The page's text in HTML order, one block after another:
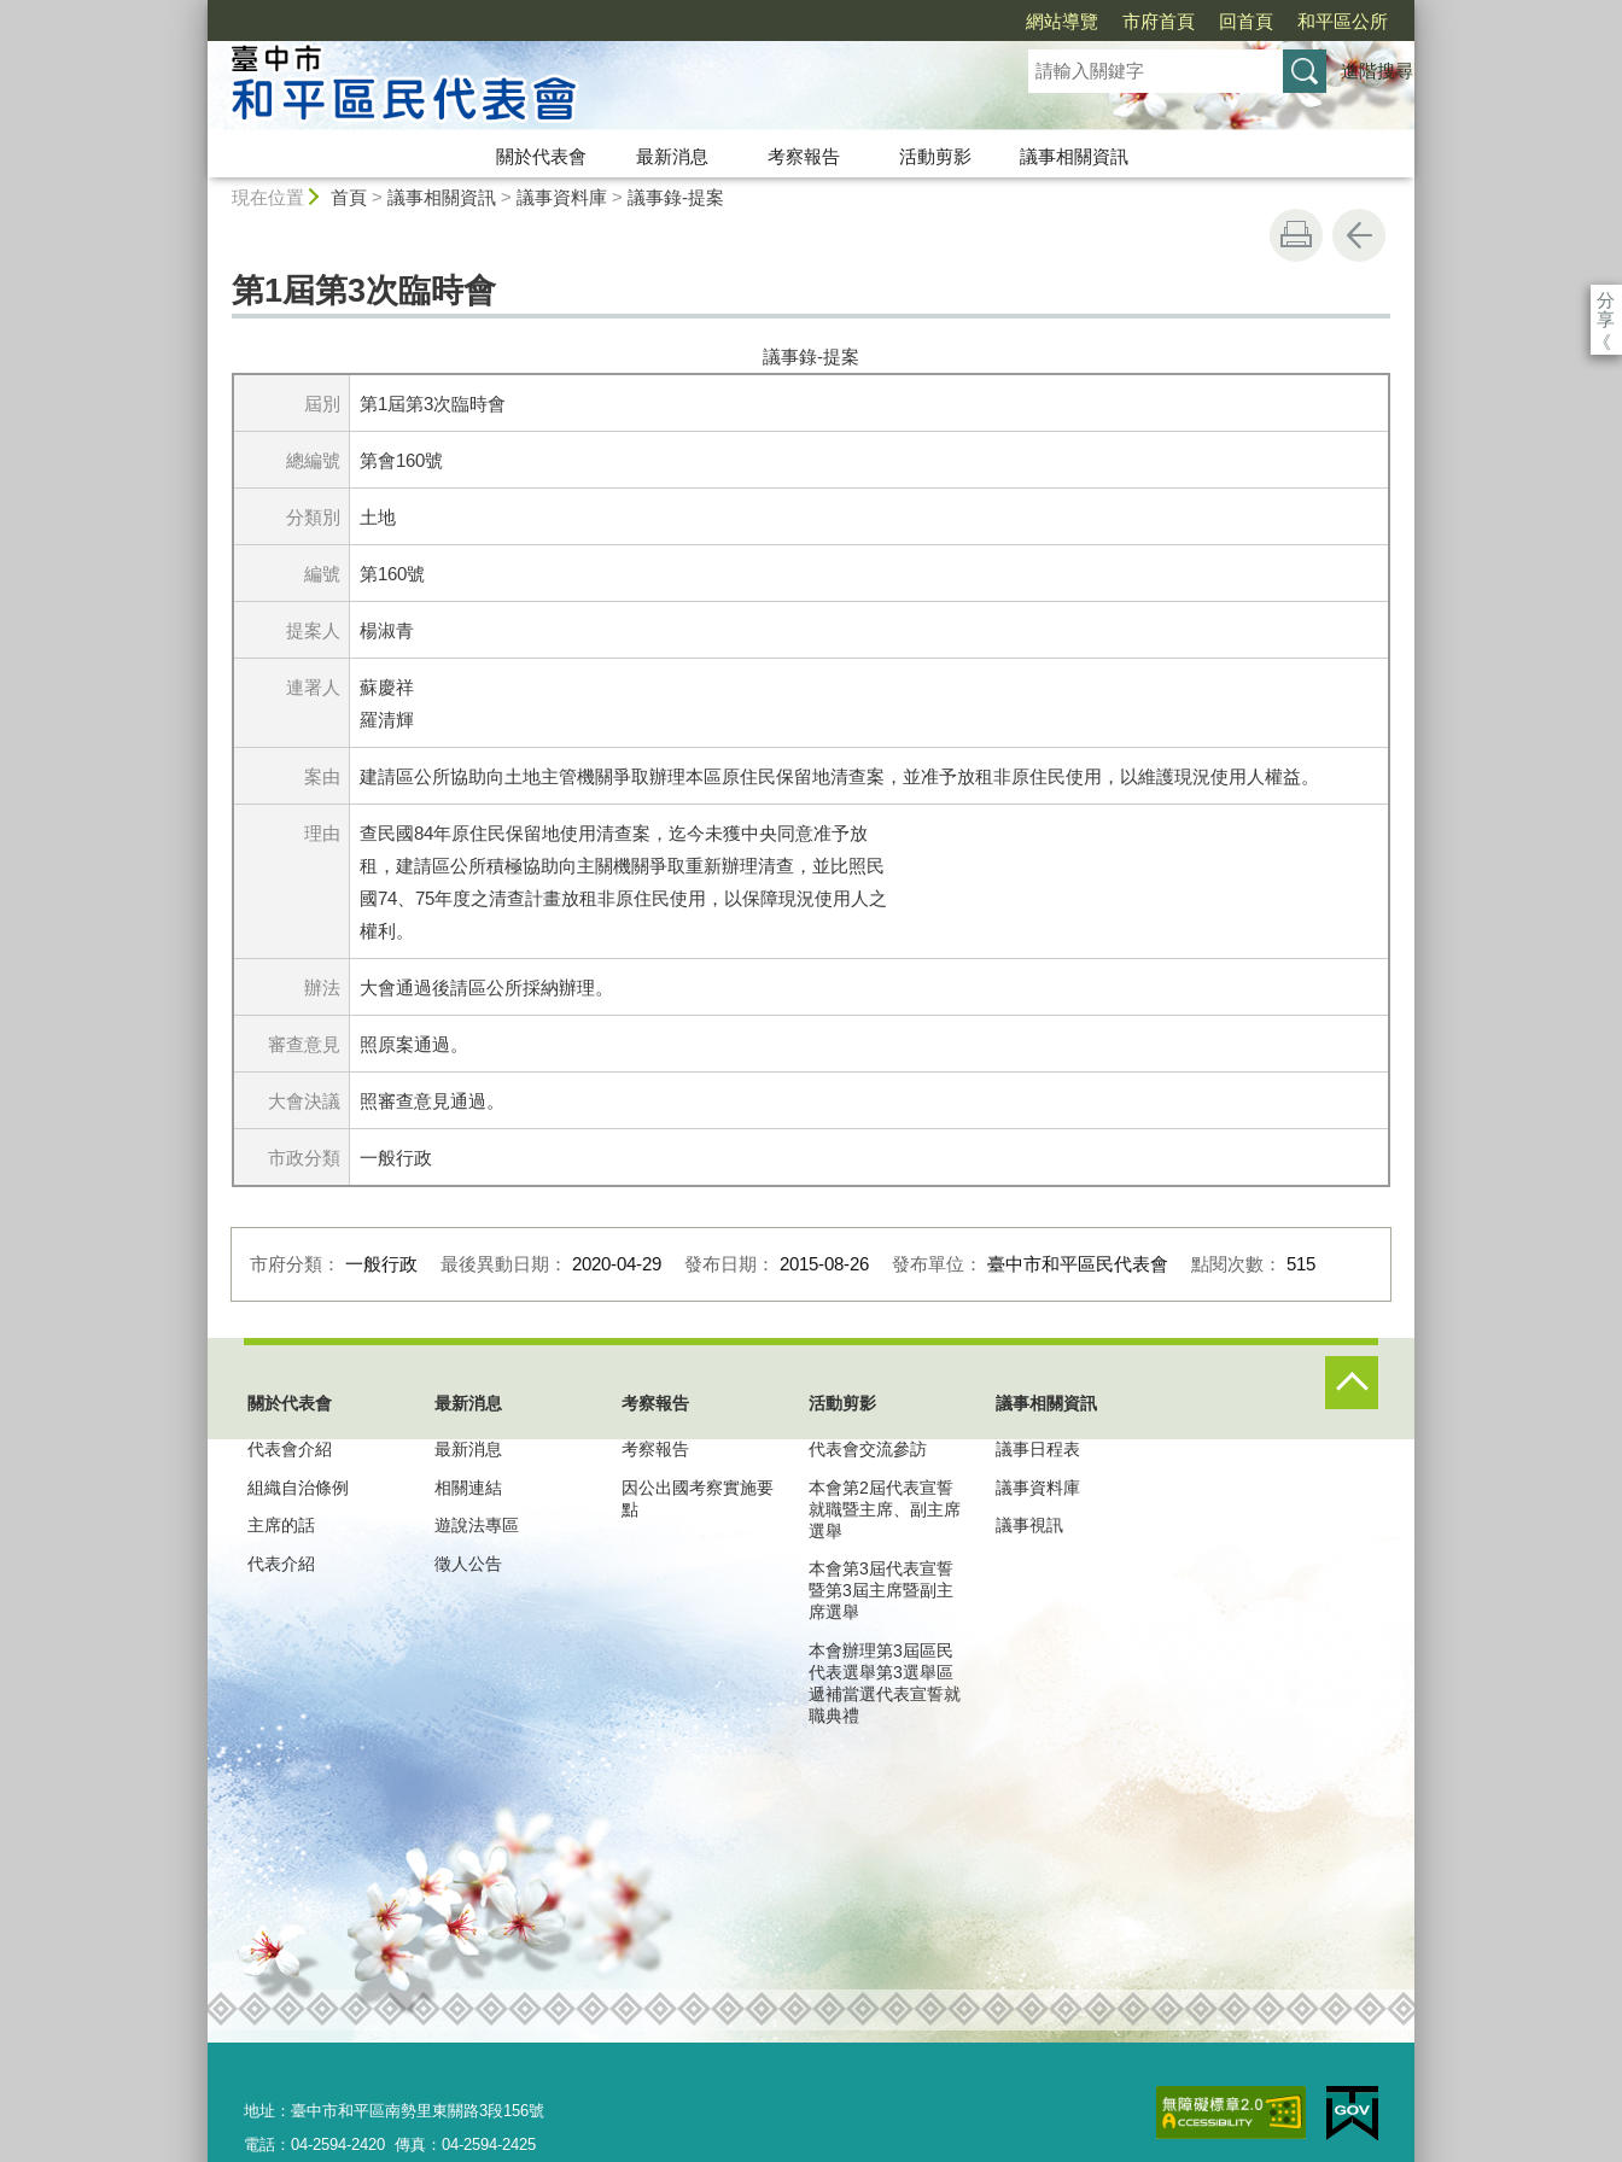
網站導覽 市府首頁 回首頁 和平區公所
進階搜尋
關於代表會 最新消息 考察報告 活動剪影
議事相關資訊
現在位置 首頁> 議事相關資訊> 議事資料庫> 議事錄-提案
分
享
《
第1屆第3次臨時會
議事錄-提案
屆別 第1屆第3次臨時會
總編號 第會160號
分類別 土地
編號 第160號
提案人 楊淑青
連署人
蘇慶祥
羅清輝
案由 建請區公所協助向土地主管機關爭取辦理本區原住民保留地清查案，並准予放租非原住民使用，以維護現況使用人權益。
理由
查民國84年原住民保留地使用清查案，迄今未獲中央同意准予放
租，建請區公所積極協助向主關機關爭取重新辦理清查，並比照民
國74、75年度之清查計畫放租非原住民使用，以保障現況使用人之
權利。
辦法 大會通過後請區公所採納辦理。
審查意見 照原案通過。
大會決議 照審查意見通過。
市政分類 一般行政
市府分類： 一般行政 最後異動日期： 2020-04-29 發布日期： 2015-08-26 發布單位： 臺中市和平區民代表會 點閱次數： 515
關於代表會
代表會介紹
組織自治條例
主席的話
代表介紹
最新消息
最新消息
相關連結
遊說法專區
徵人公告
考察報告
考察報告
因公出國考察實施要
點
活動剪影
代表會交流參訪
本會第2屆代表宣誓
就職暨主席、副主席
選舉
本會第3屆代表宣誓
暨第3屆主席暨副主
席選舉
本會辦理第3屆區民
代表選舉第3選舉區
遞補當選代表宣誓就
職典禮
議事相關資訊
議事日程表
議事資料庫
議事視訊
地址： 臺中市和平區南勢里東關路3段156號
電話：04-2594-2420 傳真：04-2594-2425